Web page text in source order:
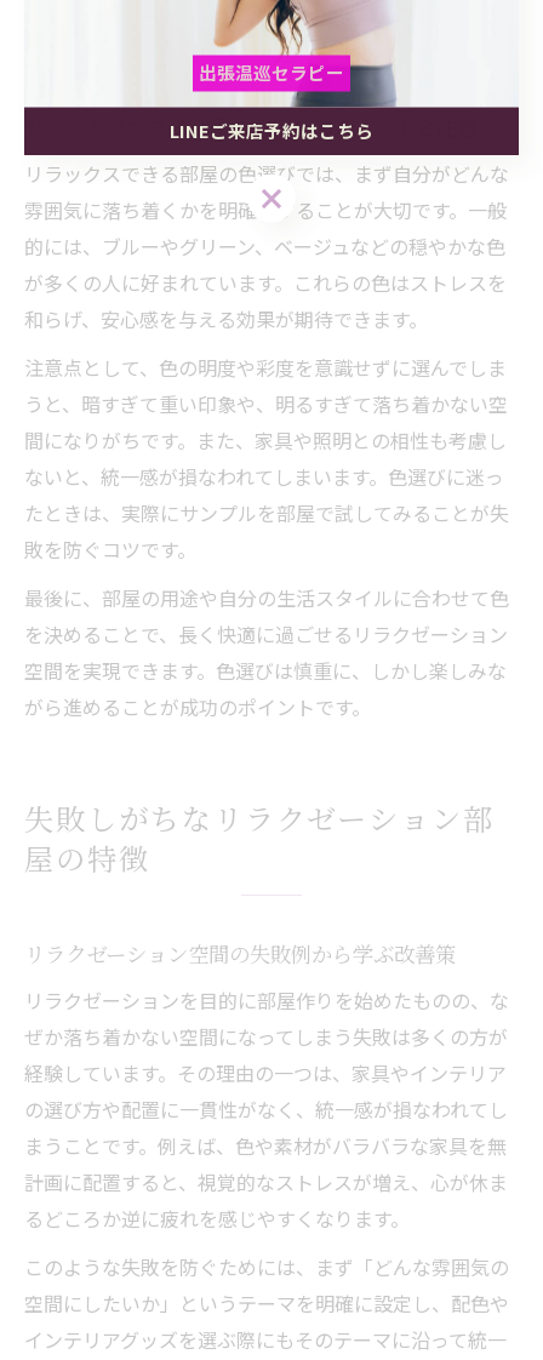
ます。配色バランスを意識することで、誰でも簡単に快
適でリラックスできる部屋を作ることができます。
リラックスできる部屋の色選びのポイントと注意点
リラックスできる部屋の色選びでは、まず自分がどんな
雰囲気に落ち着くかを明確にすることが大切です。一般
的には、ブルーやグリーン、ベージュなどの穏やかな色
が多くの人に好まれています。これらの色はストレスを
和らげ、安心感を与える効果が期待できます。
注意点として、色の明度や彩度を意識せずに選んでしま
うと、暗すぎて重い印象や、明るすぎて落ち着かない空
間になりがちです。また、家具や照明との相性も考慮し
ないと、統一感が損なわれてしまいます。色選びに迷っ
たときは、実際にサンプルを部屋で試してみることが失
敗を防ぐコツです。
最後に、部屋の用途や自分の生活スタイルに合わせて色
を決めることで、長く快適に過ごせるリラクゼーション
空間を実現できます。色選びは慎重に、しかし楽しみな
がら進めることが成功のポイントです。
失敗しがちなリラクゼーション部
屋の特徴
リラクゼーション空間の失敗例から学ぶ改善策
リラクゼーションを目的に部屋作りを始めたものの、な
ぜか落ち着かない空間になってしまう失敗は多くの方が
経験しています。その理由の一つは、家具やインテリア
の選び方や配置に一貫性がなく、統一感が損なわれてし
まうことです。例えば、色や素材がバラバラな家具を無
計画に配置すると、視覚的なストレスが増え、心が休ま
るどころか逆に疲れを感じやすくなります。
このような失敗を防ぐためには、まず「どんな雰囲気の
空間にしたいか」というテーマを明確に設定し、配色や
インテリアグッズを選ぶ際にもそのテーマに沿って統一
出張温巡セラピー
LINEご来店予約はこちら
出張温巡セラピー
LINEご来店予約はこちら
出張温巡セラピー
LINEご来店予約はこちら